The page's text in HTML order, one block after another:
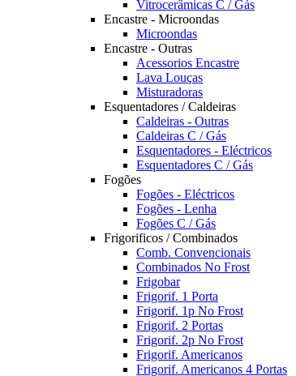
Vitrocerâmicas C / Gás
Encastre - Microondas
Microondas
Encastre - Outras
Acessorios Encastre
Lava Louças
Misturadoras
Esquentadores / Caldeiras
Caldeiras - Outras
Caldeiras C / Gás
Esquentadores - Eléctricos
Esquentadores C / Gás
Fogões
Fogões - Eléctricos
Fogões - Lenha
Fogões C / Gás
Frigorificos / Combinados
Comb. Convencionais
Combinados No Frost
Frigobar
Frigorif. 1 Porta
Frigorif. 1p No Frost
Frigorif. 2 Portas
Frigorif. 2p No Frost
Frigorif. Americanos
Frigorif. Americanos 4 Portas